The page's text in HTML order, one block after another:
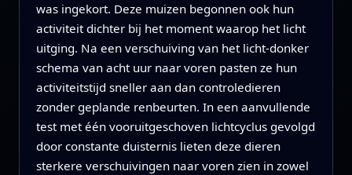
was ingekort. Deze muizen begonnen ook hun
activiteit dichter bij het moment waarop het licht
uitging. Na een verschuiving van het licht-donker
schema van acht uur naar voren pasten ze hun
activiteitstijd sneller aan dan controledieren
zonder geplande renbeurten. In een aanvullende
test met één vooruitgeschoven lichtcyclus gevolgd
door constante duisternis lieten deze dieren
sterkere verschuivingen naar voren zien in zowel